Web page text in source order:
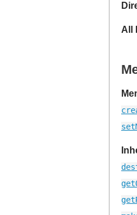
All